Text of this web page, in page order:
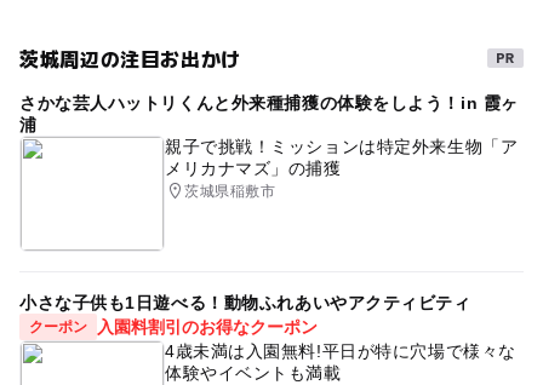
茨城周辺の注目お出かけ
さかな芸人ハットリくんと外来種捕獲の体験をしよう！in 霞ヶ
浦
親子で挑戦！ミッションは特定外来生物「ア
メリカナマズ」の捕獲
茨城県稲敷市
小さな子供も1日遊べる！動物ふれあいやアクティビティ
クーポン
入園料割引のお得なクーポン
4歳未満は入園無料!平日が特に穴場で様々な
体験やイベントも満載